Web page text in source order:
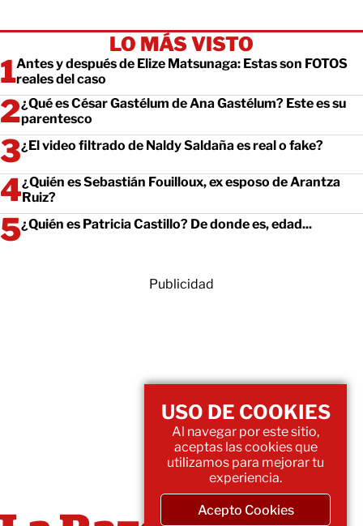
LO MÁS VISTO
Antes y después de Elize Matsunaga: Estas son FOTOS
reales del caso
¿Qué es César Gastélum de Ana Gastélum? Este es su
parentesco
¿El video filtrado de Naldy Saldaña es real o fake?
¿Quién es Sebastián Fouilloux, ex esposo de Arantza
Ruiz?
¿Quién es Patricia Castillo? De donde es, edad...
Publicidad
USO DE COOKIES
Al navegar por este sitio,
aceptas las cookies que
utilizamos para mejorar tu
experiencia.
Acepto Cookies